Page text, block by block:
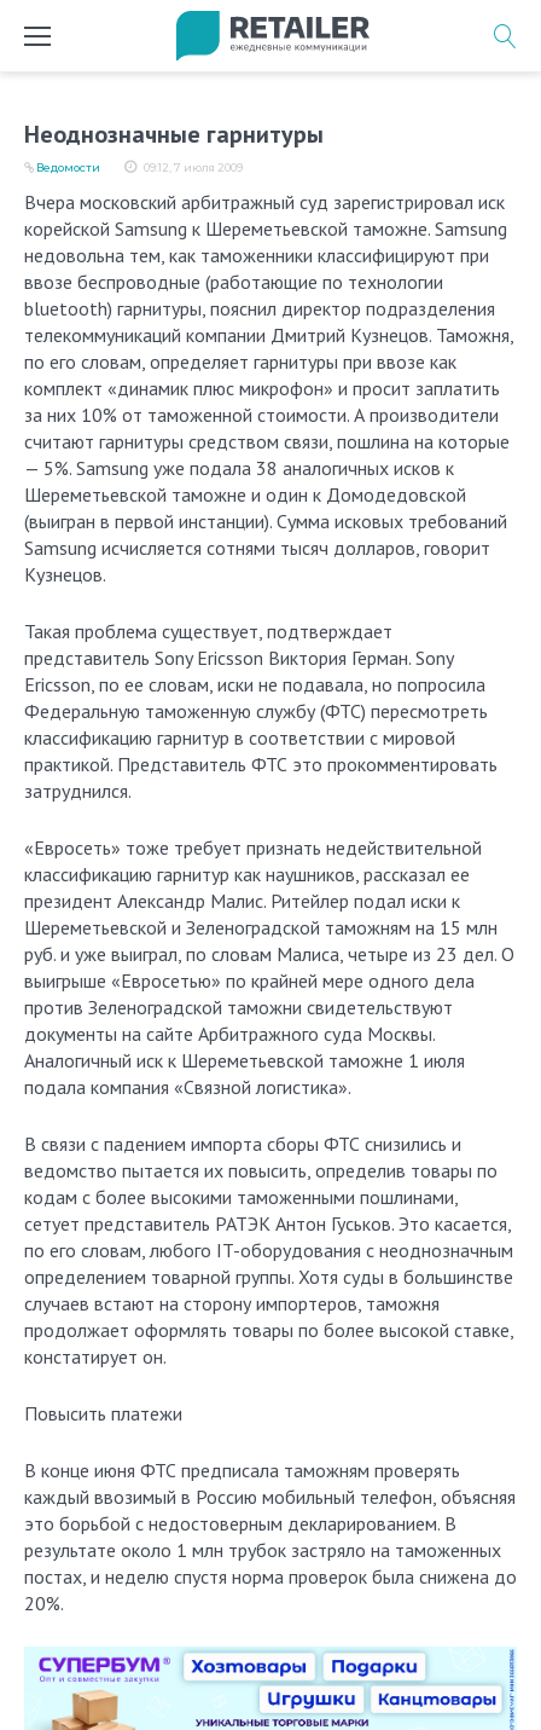
Неоднозначные гарнитуры
09:12, 7 июля 2009
Ведомости
Вчера московский арбитражный суд зарегистрировал иск
корейской Samsung к Шереметьевской таможне. Samsung
недовольна тем, как таможенники классифицируют при
ввозе беспроводные (работающие по технологии
bluetooth) гарнитуры, пояснил директор подразделения
телекоммуникаций компании Дмитрий Кузнецов. Таможня,
по его словам, определяет гарнитуры при ввозе как
комплект «динамик плюс микрофон» и просит заплатить
за них 10% от таможенной стоимости. А производители
считают гарнитуры средством связи, пошлина на которые
— 5%. Samsung уже подала 38 аналогичных исков к
Шереметьевской таможне и один к Домодедовской
(выигран в первой инстанции). Сумма исковых требований
Samsung исчисляется сотнями тысяч долларов, говорит
Кузнецов.
Такая проблема существует, подтверждает
представитель Sony Ericsson Виктория Герман. Sony
Ericsson, по ее словам, иски не подавала, но попросила
Федеральную таможенную службу (ФТС) пересмотреть
классификацию гарнитур в соответствии с мировой
практикой. Представитель ФТС это прокомментировать
затруднился.
«Евросеть» тоже требует признать недействительной
классификацию гарнитур как наушников, рассказал ее
президент Александр Малис. Ритейлер подал иски к
Шереметьевской и Зеленоградской таможням на 15 млн
руб. и уже выиграл, по словам Малиса, четыре из 23 дел. О
выигрыше «Евросетью» по крайней мере одного дела
против Зеленоградской таможни свидетельствуют
документы на сайте Арбитражного суда Москвы.
Аналогичный иск к Шереметьевской таможне 1 июля
подала компания «Связной логистика».
В связи с падением импорта сборы ФТС снизились и
ведомство пытается их повысить, определив товары по
кодам с более высокими таможенными пошлинами,
сетует представитель РАТЭК Антон Гуськов. Это касается,
по его словам, любого IT-оборудования с неоднозначным
определением товарной группы. Хотя суды в большинстве
случаев встают на сторону импортеров, таможня
продолжает оформлять товары по более высокой ставке,
констатирует он.
Повысить платежи
В конце июня ФТС предписала таможням проверять
каждый ввозимый в Россию мобильный телефон, объясняя
это борьбой с недостоверным декларированием. В
результате около 1 млн трубок застряло на таможенных
постах, и неделю спустя норма проверок была снижена до
20%.